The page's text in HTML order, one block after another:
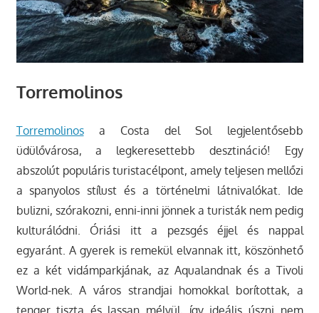
Torremolinos
Torremolinosa Costa del Sol legjelentősebb
üdülővárosa, a legkeresettebb desztináció! Egy
abszolút populáris turistacélpont, amely teljesen mellőzi
a spanyolos stílust és a történelmi látnivalókat. Ide
bulizni, szórakozni, enni-inni jönnek a turisták nem pedig
kulturálódni. Óriási itt a pezsgés éjjel és nappal
egyaránt. A gyerek is remekül elvannak itt, köszönhető
ez a két vidámparkjának, az Aqualandnak és a Tivoli
World-nek. A város strandjai homokkal borítottak, a
tenger tiszta és lassan mélyül, így ideális úszni nem